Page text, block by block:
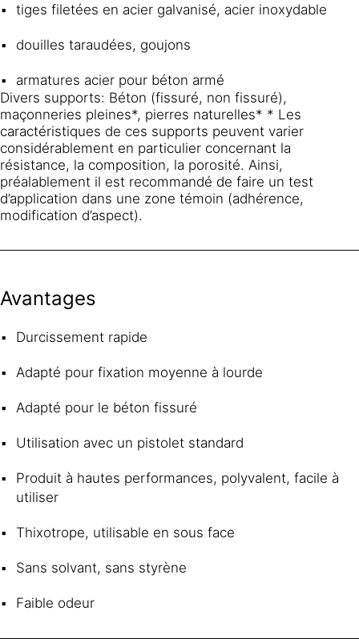
tiges filetées en acier galvanisé, acier inoxydable
douilles taraudées, goujons
armatures acier pour béton armé
Divers supports: Béton (fissuré, non fissuré),
maçonneries pleines*, pierres naturelles* * Les
caractéristiques de ces supports peuvent varier
considérablement en particulier concernant la
résistance, la composition, la porosité. Ainsi,
préalablement il est recommandé de faire un test
d’application dans une zone témoin (adhérence,
modification d’aspect).
Avantages
Durcissement rapide
Adapté pour fixation moyenne à lourde
Adapté pour le béton fissuré
Utilisation avec un pistolet standard
Produit à hautes performances, polyvalent, facile à
utiliser
Thixotrope, utilisable en sous face
Sans solvant, sans styrène
Faible odeur